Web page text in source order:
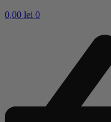
0,00 lei 0